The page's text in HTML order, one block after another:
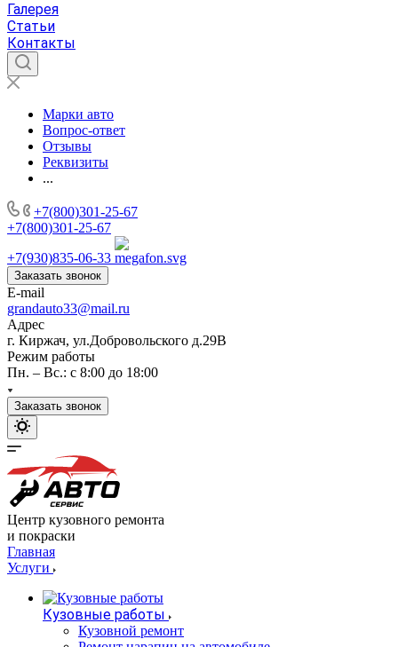
Галерея
Статьи
Контакты
Марки авто
Вопрос-ответ
Отзывы
Реквизиты
...
+7(800)301-25-67
+7(800)301-25-67
+7(930)835-06-33
Заказать звонок
E-mail
grandauto33@mail.ru
Адрес
г. Киржач, ул.Добровольского д.29В
Режим работы
Пн. – Вс.: с 8:00 до 18:00
Заказать звонок
Центр кузовного ремонта
и покраски
Главная
Услуги
Кузовные работы
Кузовной ремонт